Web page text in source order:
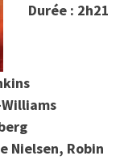
Durée : 2h21
Nielsen, Robin